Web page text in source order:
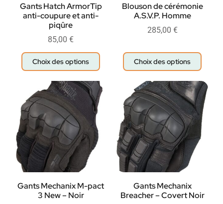
Gants Hatch ArmorTip
anti-coupure et anti-
piqûre
85,00 €
Choix des options
Blouson de cérémonie
A.S.V.P. Homme
285,00 €
Choix des options
Gants Mechanix M-pact
3 New – Noir
Gants Mechanix
Breacher – Covert Noir